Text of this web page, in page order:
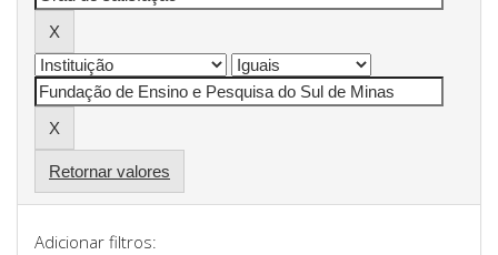
Retornar valores
Adicionar filtros: